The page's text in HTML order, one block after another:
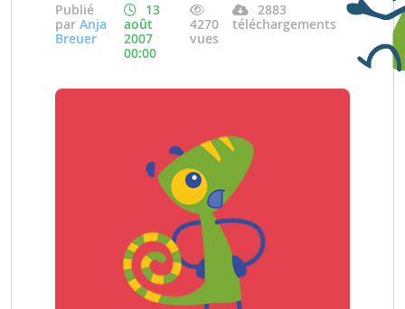
Publié
par Anja
Breuer
13
août
2007
00:00
4270
vues
2883
téléchargements